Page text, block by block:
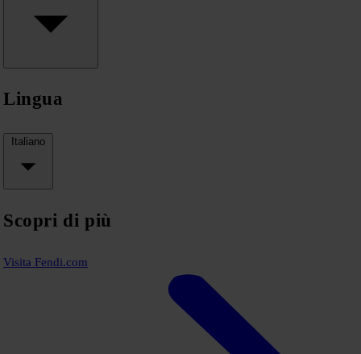
Lingua
Italiano
Scopri di più
Visita Fendi.com